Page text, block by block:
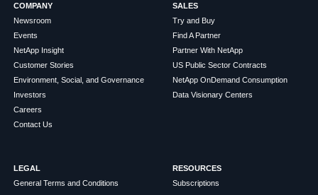
COMPANY
Newsroom
Events
NetApp Insight
Customer Stories
Environment, Social, and Governance
Investors
Careers
Contact Us
SALES
Try and Buy
Find A Partner
Partner With NetApp
US Public Sector Contracts
NetApp OnDemand Consumption
Data Visionary Centers
LEGAL
General Terms and Conditions
RESOURCES
Subscriptions